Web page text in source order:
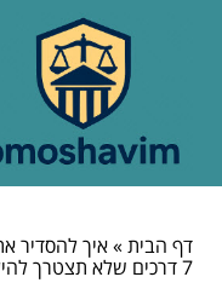
דף הבית»איך להסדיר
7 דרכים שלא תצטרך להילחם עליהן!